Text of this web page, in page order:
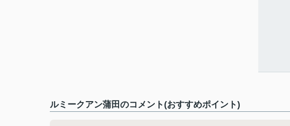
ルミークアン蒲田のコメント(おすすめポイント)